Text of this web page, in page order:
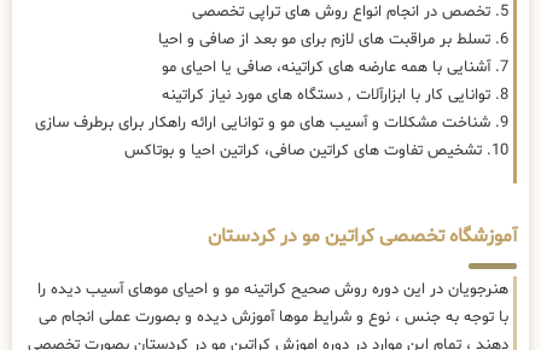
5. تخصص در انجام انواع روش های تراپی تخصصی
6. تسلط بر مراقبت های لازم برای مو بعد از صافی و احیا
7. آشنایی با همه عارضه های کراتینه، صافی یا احیای مو
8. توانایی کار با ابزارآلات , دستگاه های مورد نیاز کراتینه
9. شناخت مشکلات و آسیب های مو و توانایی ارائه راهکار برای برطرف سازی
10. تشخیص تفاوت های کراتین صافی، کراتین احیا و بوتاکس
آموزشگاه تخصصی کراتین مو در کردستان
هنرجویان در این دوره روش صحیح کراتینه مو و احیای موهای آسیب دیده را
با توجه به جنس ، نوع و شرایط موها آموزش دیده و بصورت عملی انجام می
دهند ، تمام این موارد در دوره اموزش کراتین مو در کردستان بصورت تخصصی